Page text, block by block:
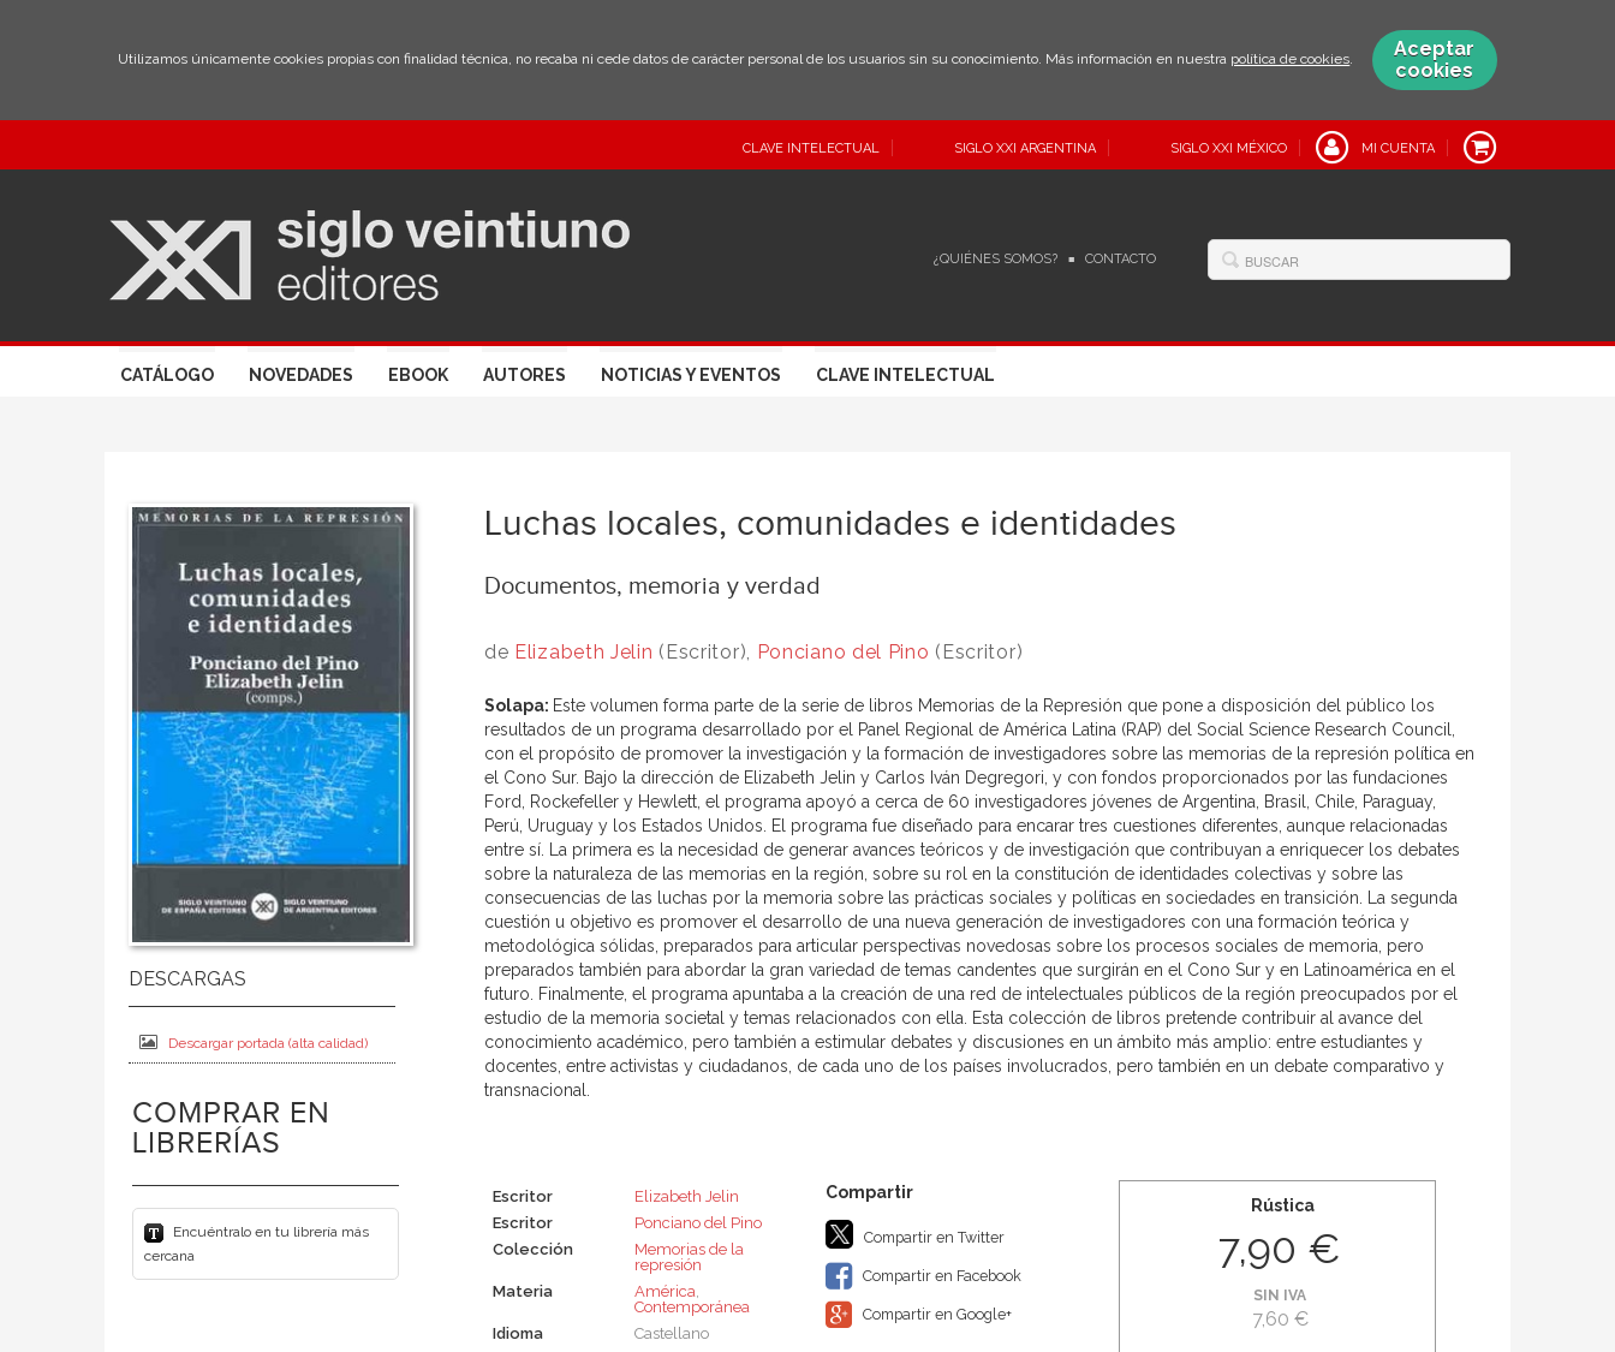
Utilizamos únicamente cookies propias con finalidad técnica, no recaba ni cede datos de carácter personal de los usuarios sin su conocimiento. Más información en nuestra política de cookies.
Aceptar
cookies
CLAVE INTELECTUAL SIGLO XXI ARGENTINA SIGLO XXI MÉXICO MI CUENTA
¿QUIÉNES SOMOS? CONTACTO
CATÁLOGO NOVEDADES EBOOK AUTORES NOTICIAS Y EVENTOS CLAVE INTELECTUAL
Descargar portada (alta calidad)
COMPRAR EN
LIBRERÍAS
Encuéntralo en tu librería más
cercana
Luchas locales, comunidades e identidades
Documentos, memoria y verdad
de Elizabeth Jelin (Escritor), Ponciano del Pino (Escritor)
Solapa: Este volumen forma parte de la serie de libros Memorias de la Represión que pone a disposición del público los
resultados de un programa desarrollado por el Panel Regional de América Latina (RAP) del Social Science Research Council,
con el propósito de promover la investigación y la formación de investigadores sobre las memorias de la represión política en
el Cono Sur. Bajo la dirección de Elizabeth Jelin y Carlos Iván Degregori, y con fondos proporcionados por las fundaciones
Ford, Rockefeller y Hewlett, el programa apoyó a cerca de 60 investigadores jóvenes de Argentina, Brasil, Chile, Paraguay,
Perú, Uruguay y los Estados Unidos. El programa fue diseñado para encarar tres cuestiones diferentes, aunque relacionadas
entre sí. La primera es la necesidad de generar avances teóricos y de investigación que contribuyan a enriquecer los debates
sobre la naturaleza de las memorias en la región, sobre su rol en la constitución de identidades colectivas y sobre las
consecuencias de las luchas por la memoria sobre las prácticas sociales y políticas en sociedades en transición. La segunda
cuestión u objetivo es promover el desarrollo de una nueva generación de investigadores con una formación teórica y
metodológica sólidas, preparados para articular perspectivas novedosas sobre los procesos sociales de memoria, pero
preparados también para abordar la gran variedad de temas candentes que surgirán en el Cono Sur y en Latinoamérica en el
futuro. Finalmente, el programa apuntaba a la creación de una red de intelectuales públicos de la región preocupados por el
estudio de la memoria societal y temas relacionados con ella. Esta colección de libros pretende contribuir al avance del
conocimiento académico, pero también a estimular debates y discusiones en un ámbito más amplio: entre estudiantes y
docentes, entre activistas y ciudadanos, de cada uno de los países involucrados, pero también en un debate comparativo y
transnacional.
Escritor
Elizabeth Jelin
Escritor
Ponciano del Pino
Colección
Memorias de la
represión
Materia
América,
Contemporánea
Idioma
Castellano
Compartir en Twitter
Compartir en Facebook
Compartir en Google+
Rústica
7,90 €
SIN IVA
7,60 €